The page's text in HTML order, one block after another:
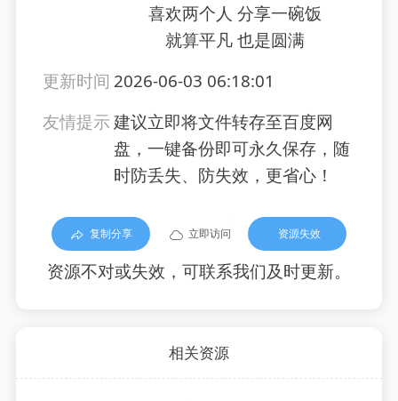
喜欢两个人 分享一碗饭
就算平凡 也是圆满
更新时间 2026-06-03 06:18:01
友情提示建议立即将文件转存至百度网
盘，一键备份即可永久保存，随
时防丢失、防失效，更省心！
复制分享 立即访问 资源失效
资源不对或失效，可联系我们及时更新。
相关资源